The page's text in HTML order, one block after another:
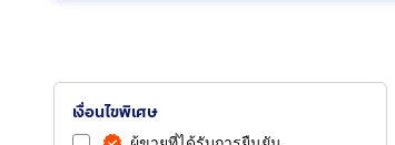
เงื่อนไขพิเศษ